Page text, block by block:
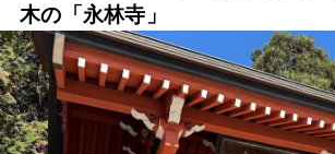
木の「永林寺」